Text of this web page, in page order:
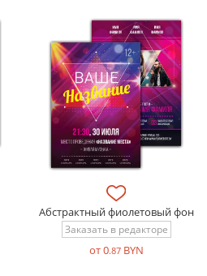
Абстрактный фиолетовый фон
Заказать в редакторе
от 0.87BYN